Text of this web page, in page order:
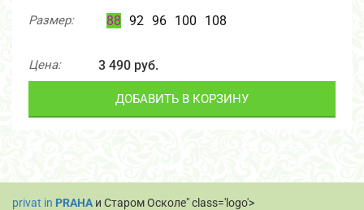
Размер: 88 92 96 100 108
Цена: 3 490 руб.
ДОБАВИТЬ В КОРЗИНУ
privat in PRAHA и Старом Осколе" class='logo'>